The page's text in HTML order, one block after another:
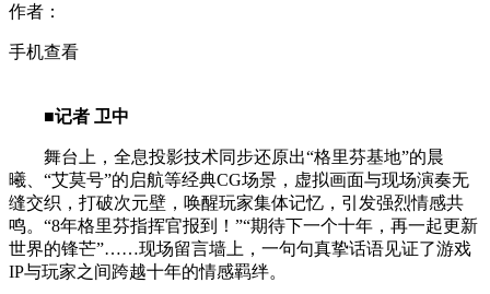
作者：
手机查看
■记者 卫中
舞台上，全息投影技术同步还原出“格里芬基地”的晨
曦、“艾莫号”的启航等经典CG场景，虚拟画面与现场演奏无
缝交织，打破次元壁，唤醒玩家集体记忆，引发强烈情感共
鸣。“8年格里芬指挥官报到！”“期待下一个十年，再一起更新
世界的锋芒”……现场留言墙上，一句句真挚话语见证了游戏
IP与玩家之间跨越十年的情感羁绊。